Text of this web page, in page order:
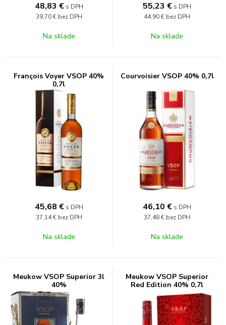
48,83 € s DPH
39,70 € bez DPH
Na sklade
55,23 € s DPH
44,90 € bez DPH
Na sklade
François Voyer VSOP 40%
0,7l
45,68 € s DPH
37,14 € bez DPH
Na sklade
Courvoisier VSOP 40% 0,7l
46,10 € s DPH
37,48 € bez DPH
Na sklade
Meukow VSOP Superior 3l
40%
Meukow VSOP Superior
Red Edition 40% 0,7l